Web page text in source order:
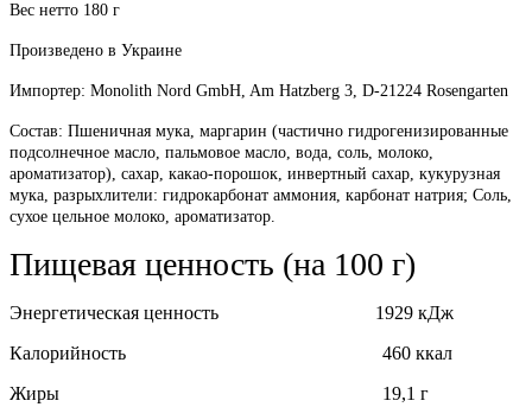
Вес нетто 180 г
Произведено в Украине
Импортер: Monolith Nord GmbH, Am Hatzberg 3, D-21224 Rosengarten
Состав: Пшеничная мука, маргарин (частично гидрогенизированные
подсолнечное масло, пальмовое масло, вода, соль, молоко,
ароматизатор), сахар, какао-порошок, инвертный сахар, кукурузная
мука, разрыхлители: гидрокарбонат аммония, карбонат натрия; Соль,
сухое цельное молоко, ароматизатор.
Пищевая ценность (на 100 г)
Энергетическая ценность 1929 кДж
Калорийность 460 ккал
Жиры 19,1 г